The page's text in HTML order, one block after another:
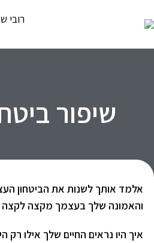
שיפור
אלמד אותך לשנות את הביטחון
והאמונה שלך בעצמך מקצה לקצה
איך היו נראים החיים שלך אילו רק